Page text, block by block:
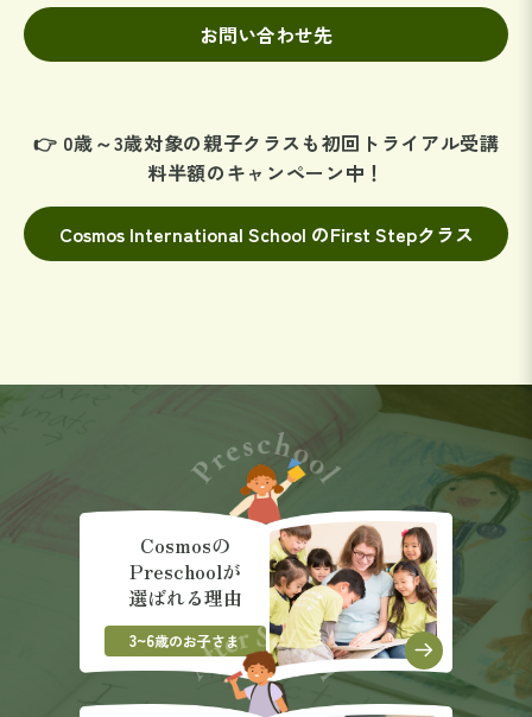
お問い合わせ先
👉 0歳～3歳対象の親子クラスも初回トライアル受講
料半額のキャンペーン中！
Cosmos International School のFirst Stepクラス
Cosmosの
Preschoolが
選ばれる理由
3~6歳のお子さま